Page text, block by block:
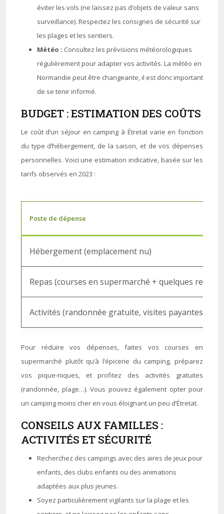
éviter les vols (ne laissez pas d’objets de valeur sans
surveillance). Respectez les consignes de sécurité sur
les plages et les sentiers.
Météo : Consultez les prévisions météorologiques
régulièrement pour adapter vos activités. La météo en
Normandie peut être changeante, il est donc important
de se tenir informé.
BUDGET : ESTIMATION DES COÛTS
Le coût d’un séjour en camping à Étretat varie en fonction
du type d’hébergement, de la saison, et de vos dépenses
personnelles. Voici une estimation indicative, basée sur les
tarifs observés en 2023 :
Poste de dépense
Hébergement (emplacement nu)
Repas (courses en supermarché + quelques
Activités (randonnée gratuite, visites payantes)
Pour réduire vos dépenses, faites vos courses en
supermarché plutôt qu’à l’épicerie du camping, préparez
vos pique-niques, et profitez des activités gratuites
(randonnée, plage…). Vous pouvez également opter pour
un camping moins cher en vous éloignant un peu d’Étretat.
CONSEILS AUX FAMILLES :
ACTIVITÉS ET SÉCURITÉ
Recherchez des campings avec des aires de jeux pour
enfants, des clubs enfants ou des animations
adaptées aux plus jeunes.
Soyez particulièrement vigilants sur la plage et les